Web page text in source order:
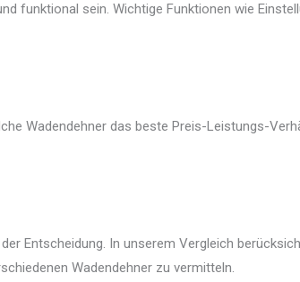
funktional sein. Wichtige Funktionen wie
Wadendehner das beste Preis-Leistungs-
Entscheidung. In unserem Vergleich
Wadendehner zu vermitteln.